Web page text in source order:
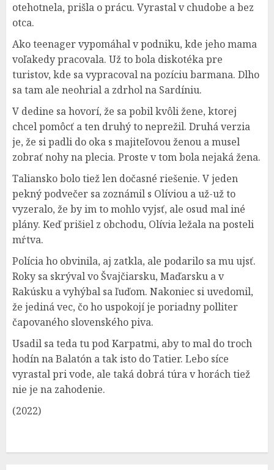
otehotnela, prišla o prácu. Vyrastal v chudobe a bez
otca.
Ako teenager vypomáhal v podniku, kde jeho mama
voľakedy pracovala. Už to bola diskotéka pre
turistov, kde sa vypracoval na pozíciu barmana. Dlho
sa tam ale neohrial a zdrhol na Sardíniu.
V dedine sa hovorí, že sa pobil kvôli žene, ktorej
chcel pomôcť a ten druhý to neprežil. Druhá verzia
je, že si padli do oka s majiteľovou ženou a musel
zobrať nohy na plecia. Proste v tom bola nejaká žena.
Taliansko bolo tiež len dočasné riešenie. V jeden
pekný podvečer sa zoznámil s Olíviou a už-už to
vyzeralo, že by im to mohlo vyjsť, ale osud mal iné
plány. Keď prišiel z obchodu, Olívia ležala na posteli
mŕtva.
Polícia ho obvinila, aj zatkla, ale podarilo sa mu ujsť.
Roky sa skrýval vo Švajčiarsku, Maďarsku a v
Rakúsku a vyhýbal sa ľuďom. Nakoniec si uvedomil,
že jediná vec, čo ho uspokojí je poriadny polliter
čapovaného slovenského piva.
Usadil sa teda tu pod Karpatmi, aby to mal do troch
hodín na Balatón a tak isto do Tatier. Lebo síce
vyrastal pri vode, ale taká dobrá túra v horách tiež
nie je na zahodenie.
(2022)